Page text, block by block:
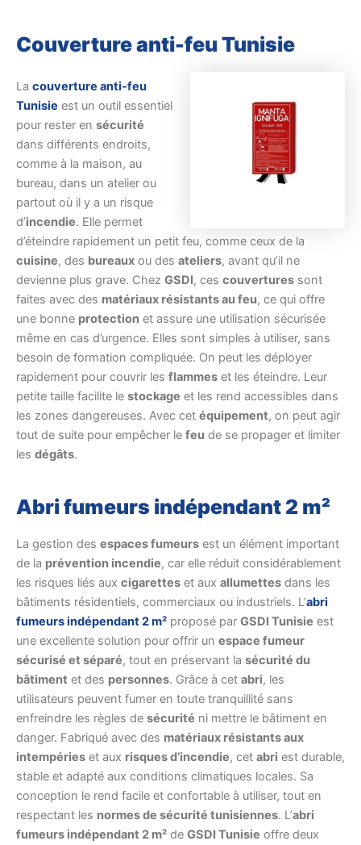
Couverture anti-feu Tunisie
La couverture anti-feu
Tunisie est un outil essentiel
pour rester en sécurité
dans différents endroits,
comme à la maison, au
bureau, dans un atelier ou
partout où il y a un risque
d’incendie. Elle permet
d’éteindre rapidement un petit feu, comme ceux de la
cuisine, des bureaux ou des ateliers, avant qu’il ne
devienne plus grave. Chez GSDI, ces couvertures sont
faites avec des matériaux résistants au feu, ce qui offre
une bonne protection et assure une utilisation sécurisée
même en cas d’urgence. Elles sont simples à utiliser, sans
besoin de formation compliquée. On peut les déployer
rapidement pour couvrir les flammes et les éteindre. Leur
petite taille facilite le stockage et les rend accessibles dans
les zones dangereuses. Avec cet équipement, on peut agir
tout de suite pour empêcher le feu de se propager et limiter
les dégâts.
Abri fumeurs indépendant 2 m²
La gestion des espaces fumeurs est un élément important
de la prévention incendie, car elle réduit considérablement
les risques liés aux cigarettes et aux allumettes dans les
bâtiments résidentiels, commerciaux ou industriels. L’abri
fumeurs indépendant 2 m² proposé par GSDI Tunisie est
une excellente solution pour offrir un espace fumeur
sécurisé et séparé, tout en préservant la sécurité du
bâtiment et des personnes. Grâce à cet abri, les
utilisateurs peuvent fumer en toute tranquillité sans
enfreindre les règles de sécurité ni mettre le bâtiment en
danger. Fabriqué avec des matériaux résistants aux
intempéries et aux risques d’incendie, cet abri est durable,
stable et adapté aux conditions climatiques locales. Sa
conception le rend facile et confortable à utiliser, tout en
respectant les normes de sécurité tunisiennes. L’abri
fumeurs indépendant 2 m² de GSDI Tunisie offre deux